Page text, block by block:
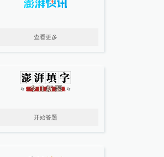
查看更多
开始答题